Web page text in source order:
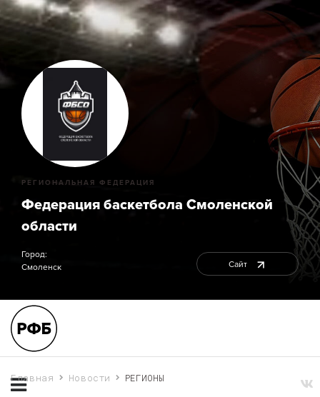
РЕГИОНАЛЬНАЯ ФЕДЕРАЦИЯ
Федерация баскетбола Смоленской
области
Город:
Смоленск
Сайт
Главная Новости РЕГИОНЫ